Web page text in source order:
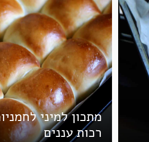
מתכון למיני
רכות עננים